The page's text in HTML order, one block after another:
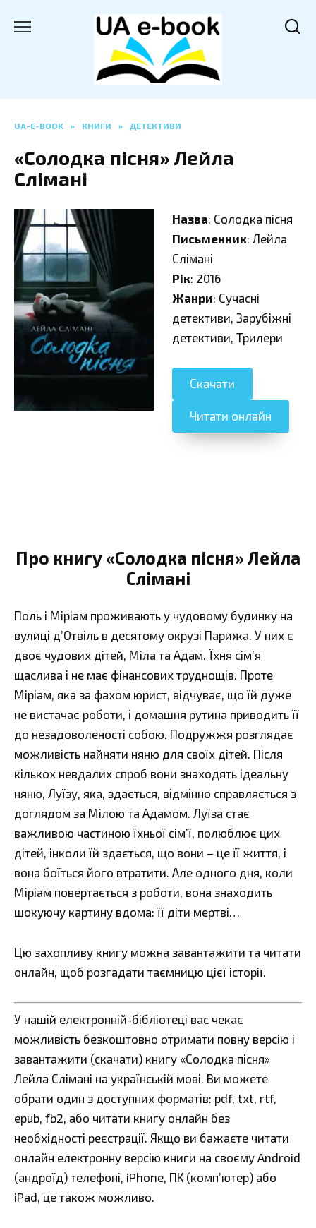
UA-E-BOOK » КНИГИ » ДЕТЕКТИВИ
«Солодка пісня» Лейла
Слімані
Назва: Солодка пісня
Письменник: Лейла
Слімані
Рік: 2016
Жанри: Сучасні
детективи, Зарубіжні
детективи, Трилери
Скачати
Читати онлайн
Про книгу «Солодка пісня» Лейла
Слімані
Поль і Міріам проживають у чудовому будинку на
вулиці д’Отвіль в десятому окрузі Парижа. У них є
двоє чудових дітей, Міла та Адам. Їхня сім’я
щаслива і не має фінансових труднощів. Проте
Міріам, яка за фахом юрист, відчуває, що їй дуже
не вистачає роботи, і домашня рутина приводить її
до незадоволеності собою. Подружжя розглядає
можливість найняти няню для своїх дітей. Після
кількох невдалих спроб вони знаходять ідеальну
няню, Луїзу, яка, здається, відмінно справляється з
доглядом за Мілою та Адамом. Луїза стає
важливою частиною їхньої сім’ї, полюблює цих
дітей, інколи їй здається, що вони – це її життя, і
вона боїться його втратити. Але одного дня, коли
Міріам повертається з роботи, вона знаходить
шокуючу картину вдома: її діти мертві…
Цю захопливу книгу можна завантажити та читати
онлайн, щоб розгадати таємницю цієї історії.
У нашій електронній-бібліотеці вас чекає
можливість безкоштовно отримати повну версію і
завантажити (скачати) книгу «Солодка пісня»
Лейла Слімані на українській мові. Ви можете
обрати один з доступних форматів: pdf, txt, rtf,
epub, fb2, або читати книгу онлайн без
необхідності реєстрації. Якщо ви бажаєте читати
онлайн електронну версію книги на своєму Android
(андроїд) телефоні, iPhone, ПК (комп’ютер) або
iPad, це також можливо.